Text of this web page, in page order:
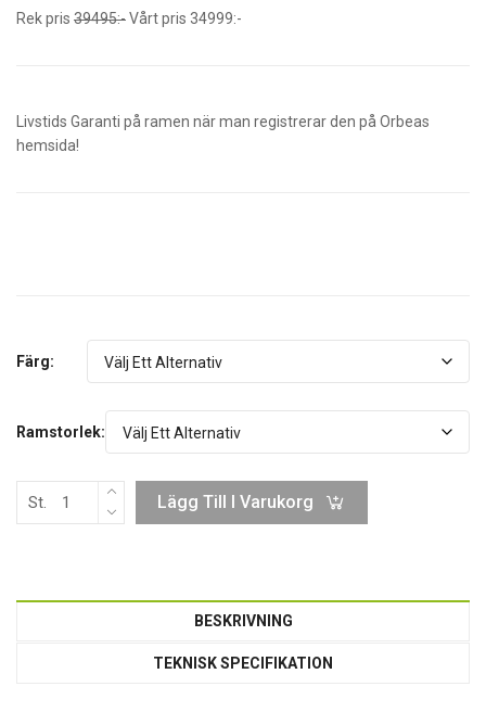
Rek pris 39495:-Vårt pris 34999:-
Livstids Garanti på ramen när man registrerar den på Orbeas
hemsida!
Färg:
Ramstorlek:
St. Lägg Till I Varukorg
BESKRIVNING
TEKNISK SPECIFIKATION